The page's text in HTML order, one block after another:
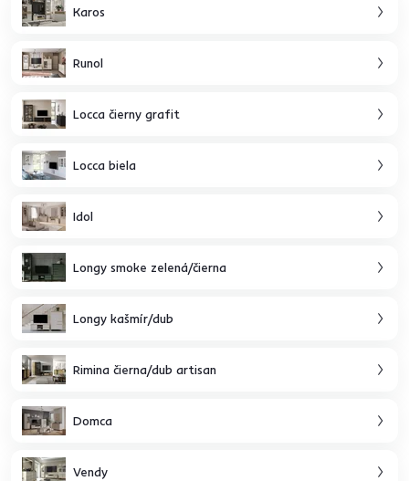
Karos
Runol
Locca čierny grafit
Locca biela
Idol
Longy smoke zelená/čierna
Longy kašmír/dub
Rimina čierna/dub artisan
Domca
Vendy